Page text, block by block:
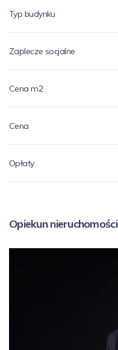
Typ budynku
Zaplecze socjalne
Cena m2
Cena
Opłaty
Opiekun nieruchomości